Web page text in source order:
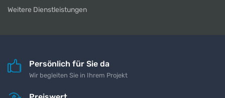
Weitere Dienstleistungen
Persönlich für Sie da
Wir begleiten Sie in Ihrem Projekt